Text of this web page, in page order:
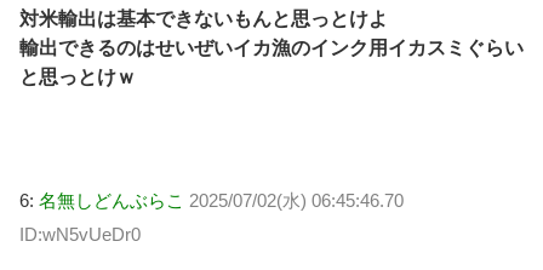
対米輸出は基本できないもんと思っとけよ
輸出できるのはせいぜいイカ漁のインク用イカスミぐらい
と思っとけｗ
6: 名無しどんぶらこ 2025/07/02(水) 06:45:46.70
ID:wN5vUeDr0